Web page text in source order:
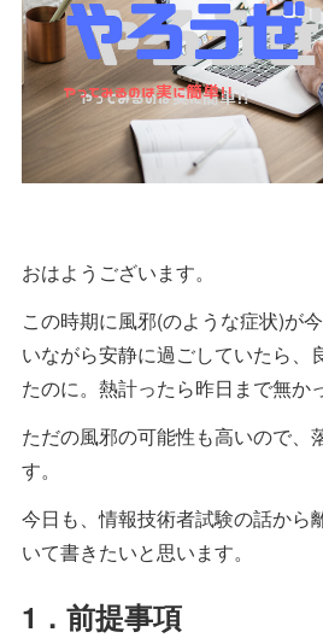
おはようございます。
この時期に風邪(のような症状)が
いながら安静に過ごしていたら、
たのに。熱計ったら昨日まで無か
ただの風邪の可能性も高いので、
す。
今日も、情報技術者試験の話から
いて書きたいと思います。
1．前提事項